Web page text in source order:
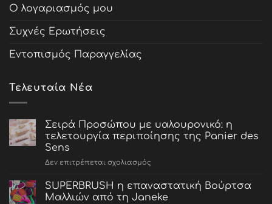
Ο λογαριασμός μου
Συχνές Ερωτήσεις
Εντοπισμός Παραγγελίας
Τελευταία Νέα
Σειρά Προσώπου με υαλουρονικό: η
τελετουργία περιποίησης της Panier des
Sens
Δεν επιτρέπεται σχολιασμός
Προσώπου
με
SUPERBRUSH η επαναστατική Βούρτσα
Μαλλιών από τη Janeke